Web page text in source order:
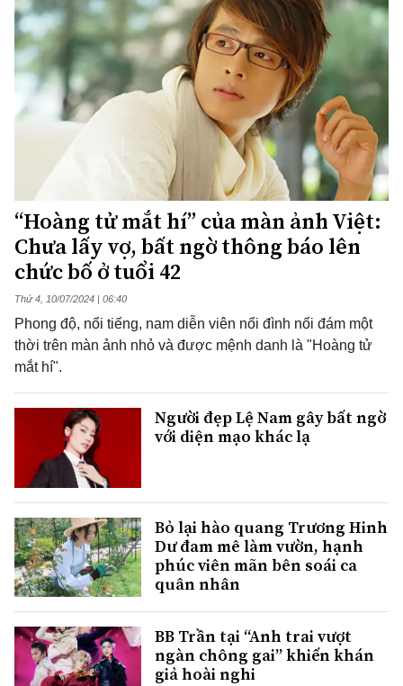
“Hoàng tử mắt hí” của màn ảnh Việt:
Chưa lấy vợ, bất ngờ thông báo lên
chức bố ở tuổi 42
Thứ 4, 10/07/2024 | 06:40
Phong độ, nổi tiếng, nam diễn viên nổi đình nổi đám một
thời trên màn ảnh nhỏ và được mệnh danh là "Hoàng tử
mắt hí".
Người đẹp Lệ Nam gây bất ngờ
với diện mạo khác lạ
Bỏ lại hào quang Trương Hinh
Dư đam mê làm vườn, hạnh
phúc viên mãn bên soái ca
quân nhân
BB Trần tại “Anh trai vượt
ngàn chông gai” khiến khán
giả hoài nghi